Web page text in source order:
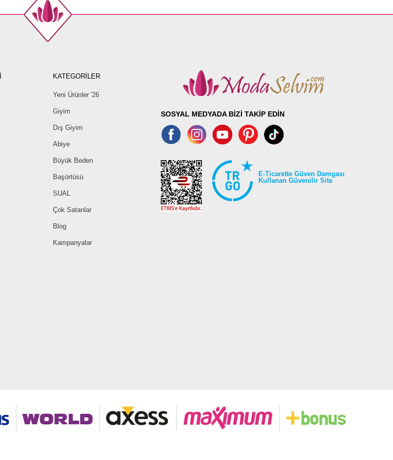
KATEGORİLER
Yeni Ürünler '26
Giyim
Dış Giyim
Abiye
Büyük Beden
Başörtüsü
SUAL
Çok Satanlar
Blog
Kampanyalar
SOSYAL MEDYADA BİZİ TAKİP EDİN
E-Ticarette Güven Damgası
Kullanan Güvenilir Site